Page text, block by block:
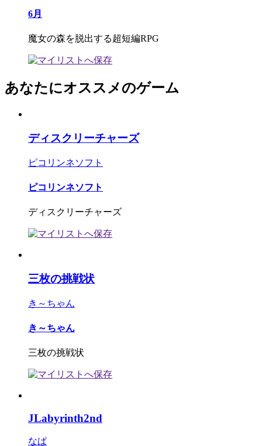
6月
魔女の森を脱出する超短編RPG
あなたにオススメのゲーム
ディスクリーチャーズ
ピコリンネソフト
ピコリンネソフト
ディスクリーチャーズ
三枚の挑戦状
き～ちゃん
き～ちゃん
三枚の挑戦状
JLabyrinth2nd
なぱ